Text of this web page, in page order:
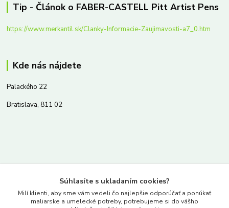
Tip - Článok o FABER-CASTELL Pitt Artist Pens
https://www.merkantil.sk/Clanky-Informacie-Zaujimavosti-a7_0.htm
Kde nás nájdete
Palackého 22
Bratislava, 811 02
www.merkantil.sk
Súhlasíte s ukladaním cookies?
Milí klienti, aby sme vám vedeli čo najlepšie odporúčať a ponúkať
maliarske a umelecké potreby, potrebujeme si do vášho